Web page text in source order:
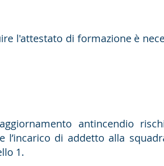
l'attestato di formazione è
antincendio
l’incarico di addetto alla
1.